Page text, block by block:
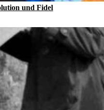
und Fidel